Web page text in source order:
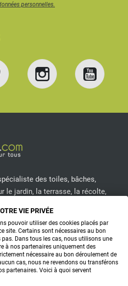
personnelles.
des toiles, bâches,
le jardin, la terrasse, la récolte,
NOUS
VIE PRIVÉE
pouvoir utiliser des cookies placés par
site. Certains sont nécessaires au bon
Dans tous les cas, nous utilisons une
à nos partenaires uniquement des
nécessaire au bon déroulement de
cas, nous ne revendons ou transférons
partenaires. Voici à quoi servent